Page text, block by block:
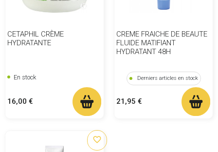
CETAPHIL CRÈME
HYDRATANTE
En stock
Prix
16,00 €
CREME FRAICHE DE BEAUTE
FLUIDE MATIFIANT
HYDRATANT 48H
Derniers articles en stock
Prix
21,95 €
favorite_border